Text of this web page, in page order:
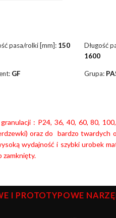
pasa/rolki [mm]: 150
Długość
1600
GF Grupa:
: P24, 36, 40, 60, 80,
oraz do bardzo twardych
wydajność i szybki urobek
zamknięty.
I PROTOTYPOWE